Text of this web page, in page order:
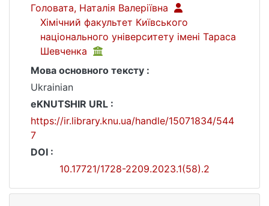
Головата, Наталія Валеріївна
Хімічний факультет Київського
національного університету імені Тараса
Шевченка
Мова основного тексту :
Ukrainian
eKNUTSHIR URL :
https://ir.library.knu.ua/handle/15071834/544
7
DOI :
10.17721/1728-2209.2023.1(58).2